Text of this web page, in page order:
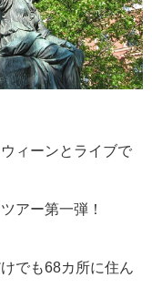
ィーンとライブで
アー第一弾！
でも68カ所に住ん